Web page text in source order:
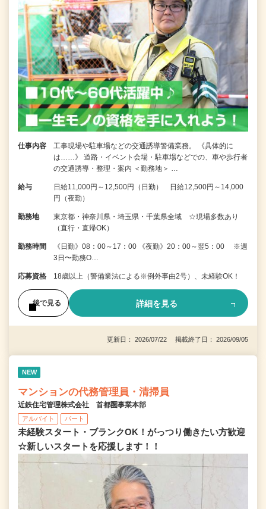
仕事内容
工事現場や駐車場などの交通誘導警備業務。 《具体的に
は……》 道路・イベント会場・駐車場などでの、車や歩行者
の交通誘導・整理・案内 ＜勤務地＞ …
給与
日給11,000円～12,500円（日勤） 日給12,500円～14,000
円（夜勤）
勤務地
東京都・神奈川県・埼玉県・千葉県全域 ☆現場多数あり
（直行・直帰OK）
勤務時間
《日勤》08：00～17：00 《夜勤》20：00～翌5：00 ※週
3日〜勤務O…
応募資格 18歳以上（警備業法による※例外事由2号）、未経験OK！
後で見る 詳細を見る
更新日： 2026/07/22 掲載終了日： 2026/09/05
NEW
マンションの代務管理員・清掃員
近鉄住宅管理株式会社 首都圏事業本部
アルバイト パート
未経験スタート・ブランクOK！がっつり働きたい方歓迎
☆新しいスタートを応援します！！